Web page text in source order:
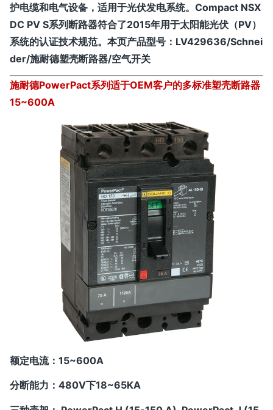
护电缆和电气设备，适用于光伏发电系统。Compact NSX
DC PV S系列断路器符合了2015年用于太阳能光伏（PV）
系统的认证技术规范。 本页产品型号： LV429636/Schnei
der/施耐德塑壳断路器/空气开关
施耐德PowerPact系列适于OEM客户的多标准塑壳断路器
15~600A
额定电流：15~600A
分断能力：480V下18~65KA